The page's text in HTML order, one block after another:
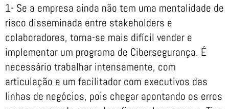
1- Se a empresa ainda não tem uma mentalidade de
risco disseminada entre stakeholders e
colaboradores, torna-se mais difícil vender e
implementar um programa de Cibersegurança. É
necessário trabalhar intensamente, com
articulação e um facilitador com executivos das
linhas de negócios, pois chegar apontando os erros